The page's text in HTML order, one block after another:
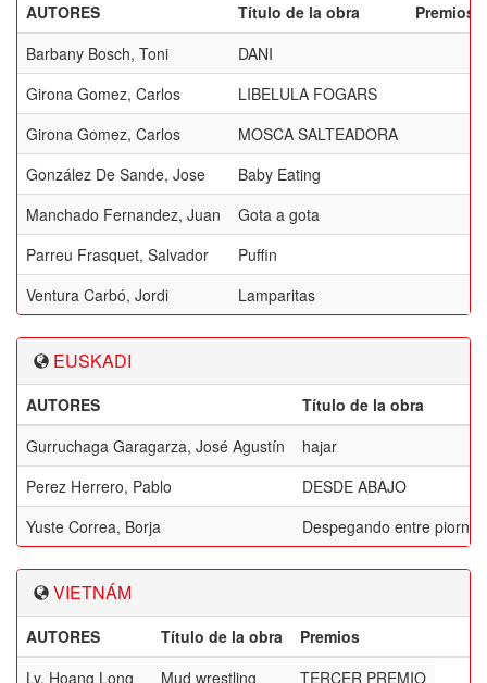
AUTORES Título de la obra
Premios
Barbany Bosch, Toni
DANI
Girona Gomez, Carlos
LIBELULA FOGARS
Girona Gomez, Carlos
MOSCA SALTEADORA
González De Sande, Jose
Baby Eating
Manchado Fernandez, Juan
Gota a gota
Parreu Frasquet, Salvador
Puffin
Ventura Carbó, Jordi
Lamparitas
EUSKADI
AUTORES
Título de la obra
Gurruchaga Garagarza, José Agustín
hajar
Perez Herrero, Pablo
DESDE ABAJO
Yuste Correa, Borja
Despegando entre piornos
VIETNÁM
AUTORES Título de la obra
Premios
Ly, Hoang Long
Mud wrestling TERCER PREMIO